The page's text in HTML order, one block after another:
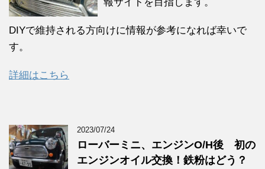
DIYで維持される方向けに情報が参考になれば幸いで
す。
詳細はこちら
2023/07/24
ローバーミニ、エンジンO/H後 初の
エンジンオイル交換！鉄粉はどう？